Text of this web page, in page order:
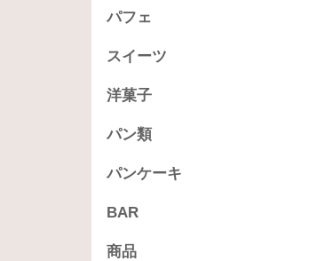
パフェ
スイーツ
洋菓子
パン類
パンケーキ
BAR
商品